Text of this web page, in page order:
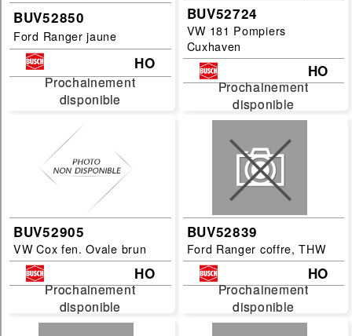
BUV52850
Ford Ranger jaune
HO
Prochainement
disponible
Prochainement
disponible
BUV52724
VW 181 Pompiers
Cuxhaven
HO
Prochainement
disponible
Prochainement
disponible
BUV52905
VW Cox fen. Ovale brun
HO
Prochainement
disponible
Prochainement
disponible
BUV52839
Ford Ranger coffre, THW
HO
Prochainement
disponible
Prochainement
disponible